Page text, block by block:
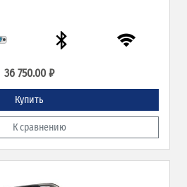
36 750.00 ₽
Купить
К сравнению